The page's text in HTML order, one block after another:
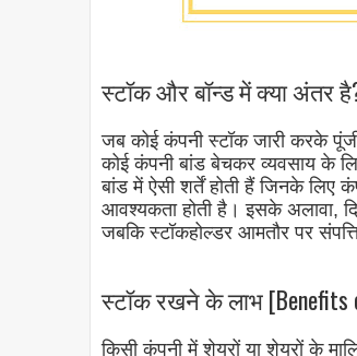
स्टॉक और बॉन्ड में क्या अंतर
जब कोई कंपनी स्टॉक जारी करके
कोई कंपनी बांड बेचकर व्यवसाय के
बांड में ऐसी शर्तें होती हैं जिनके
आवश्यकता होती है। इसके अलावा,
जबकि स्टॉकहोल्डर आमतौर पर
स्टॉक रखने के लाभ [Benefits
किसी कंपनी में शेयरों या शेयरों के